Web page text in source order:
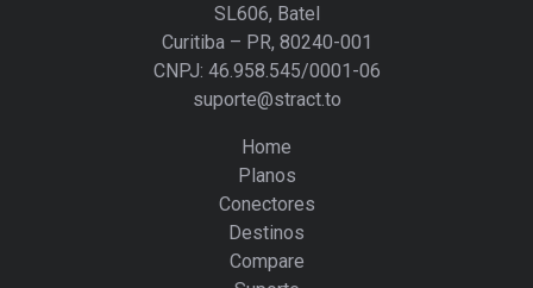
SL606, Batel
Curitiba – PR, 80240-001
CNPJ: 46.958.545/0001-06
suporte@stract.to
Home
Planos
Conectores
Destinos
Compare